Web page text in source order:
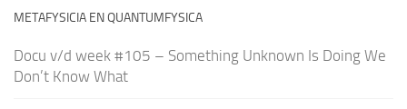
METAFYSICIA EN QUANTUMFYSICA
Docu v/d week #105 – Something Unknown Is Doing We
Don’t Know What